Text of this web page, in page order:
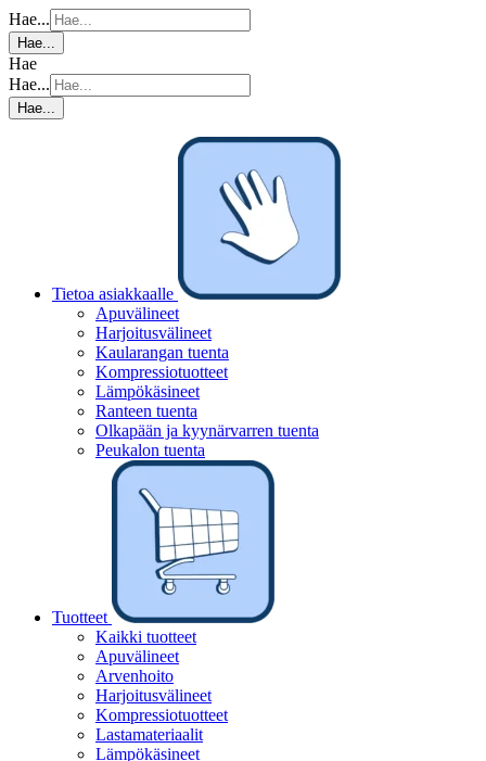
Hae...
Hae...
Hae
Hae...
Hae...
Tietoa asiakkaalle
Apuvälineet
Harjoitusvälineet
Kaularangan tuenta
Kompressiotuotteet
Lämpökäsineet
Ranteen tuenta
Olkapään ja kyynärvarren tuenta
Peukalon tuenta
Tuotteet
Kaikki tuotteet
Apuvälineet
Arvenhoito
Harjoitusvälineet
Kompressiotuotteet
Lastamateriaalit
Lämpökäsineet